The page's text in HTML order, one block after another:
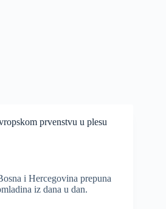
prvenstvu u plesu
i Hercegovina prepuna
iz dana u dan.